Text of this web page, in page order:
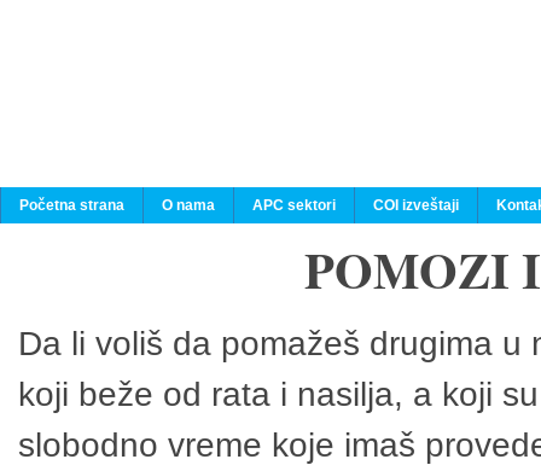
Početna strana O nama APC sektori COI izveštaji
POMOZI
Da li voliš da pomažeš drugima
koji beže od rata i nasilja, a koji
slobodno vreme koje imaš